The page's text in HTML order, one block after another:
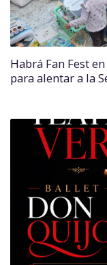
Habrá Fan Fest
para alentar a la